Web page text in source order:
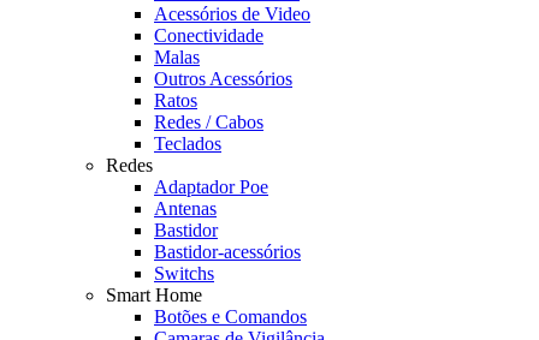
Acessórios de Video
Conectividade
Malas
Outros Acessórios
Ratos
Redes / Cabos
Teclados
Redes
Adaptador Poe
Antenas
Bastidor
Bastidor-acessórios
Switchs
Smart Home
Botões e Comandos